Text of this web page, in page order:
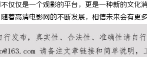
仅仅是一个观影的平台，更是一种新的文
着高清电影网的不断发展，相信未来会有更